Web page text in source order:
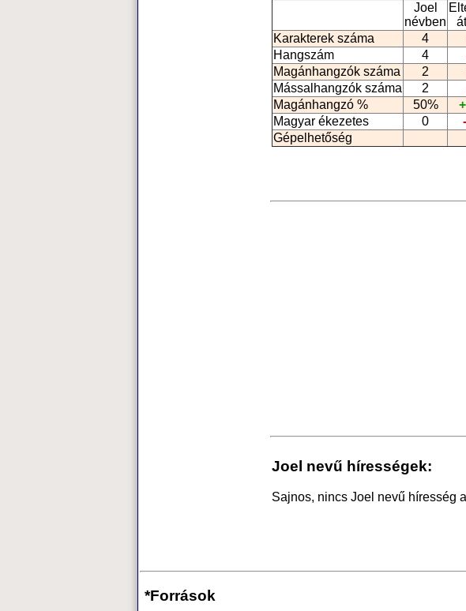
Joel
névben
Karakterek száma
4
Hangszám
4
Magánhangzók száma
2
Mássalhangzók száma
2
Magánhangzó %
50%
Magyar ékezetes
0
Gépelhetőség
Joel nevű hírességek:
Sajnos, nincs Joel nevű híresség
*Források